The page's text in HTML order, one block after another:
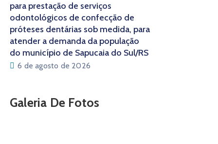
para prestação de serviços
odontológicos de confecção de
próteses dentárias sob medida, para
atender a demanda da população
do município de Sapucaia do Sul/RS
6 de agosto de 2026
Galeria De Fotos